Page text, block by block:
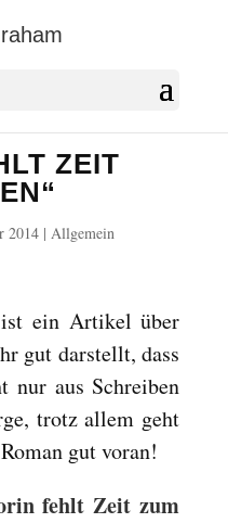
ZEIT
2014| Allgemein
ein Artikel über
gut darstellt, dass
nur aus Schreiben
trotz allem geht
gut voran!
fehlt Zeit zum